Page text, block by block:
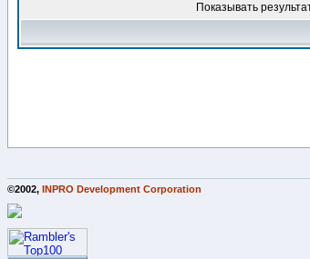
Показывать
©2002, INPRO Development Corporation